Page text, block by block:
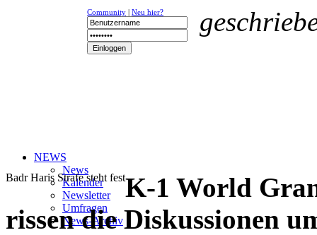
Community | Neu hier?
NEWS
News
Kalender
Newsletter
Umfragen
News-Archiv
Badr Haris Strafe steht festK-1 World
rissen die Diskussionen